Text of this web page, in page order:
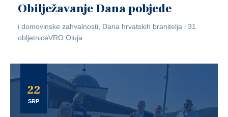
Obilježavanje Dana pobjede
i domovinske zahvalnosti, Dana hrvatskih branitelja i 31.
obljetniceVRO Oluja
22
SRP